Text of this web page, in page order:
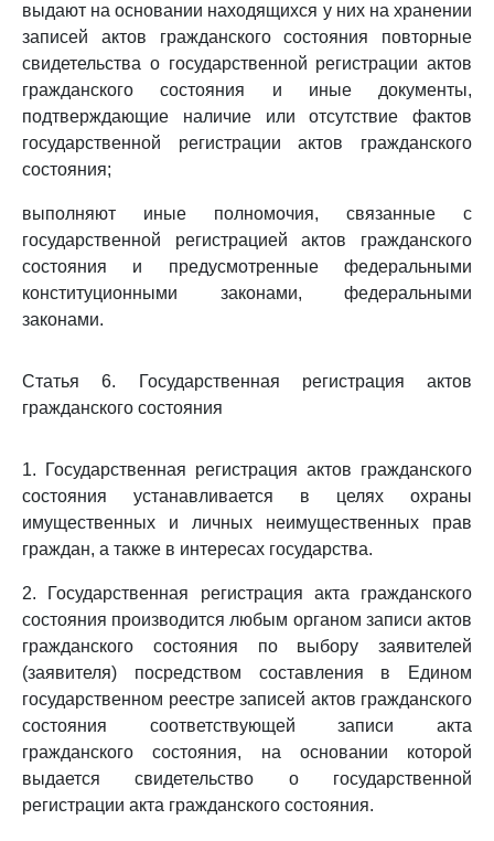
выдают на основании находящихся у них на хранении
записей актов гражданского состояния повторные
свидетельства о государственной регистрации актов
гражданского состояния и иные документы,
подтверждающие наличие или отсутствие фактов
государственной регистрации актов гражданского
состояния;
выполняют иные полномочия, связанные с
государственной регистрацией актов гражданского
состояния и предусмотренные федеральными
конституционными законами, федеральными
законами.
Статья 6. Государственная регистрация актов
гражданского состояния
1. Государственная регистрация актов гражданского
состояния устанавливается в целях охраны
имущественных и личных неимущественных прав
граждан, а также в интересах государства.
2. Государственная регистрация акта гражданского
состояния производится любым органом записи актов
гражданского состояния по выбору заявителей
(заявителя) посредством составления в Едином
государственном реестре записей актов гражданского
состояния соответствующей записи акта
гражданского состояния, на основании которой
выдается свидетельство о государственной
регистрации акта гражданского состояния.